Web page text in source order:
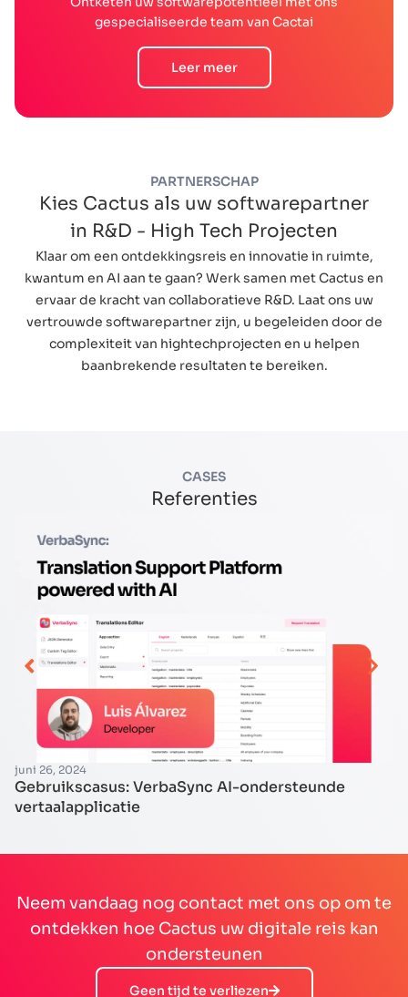
gespecialiseerde team van Cactai
Leer meer
PARTNERSCHAP
Kies Cactus als uw softwarepartner
in R&D - High Tech Projecten
Klaar om een ontdekkingsreis en innovatie in ruimte,
kwantum en AI aan te gaan? Werk samen met Cactus en
ervaar de kracht van collaboratieve R&D. Laat ons uw
vertrouwde softwarepartner zijn, u begeleiden door de
complexiteit van hightechprojecten en u helpen
baanbrekende resultaten te bereiken.
CASES
Referenties
juni 26, 2024
Gebruikscasus: VerbaSync AI-ondersteunde
vertaalapplicatie
Neem vandaag nog contact met ons op om te
ontdekken hoe Cactus uw digitale reis kan
ondersteunen
Geen tijd te verliezen